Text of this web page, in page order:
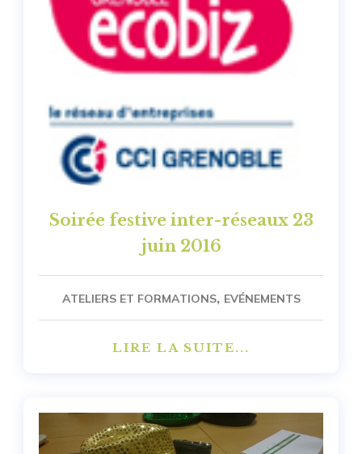
Soirée festive inter-réseaux 23
juin 2016
ATELIERS ET FORMATIONS, EVÉNEMENTS
LIRE LA SUITE...